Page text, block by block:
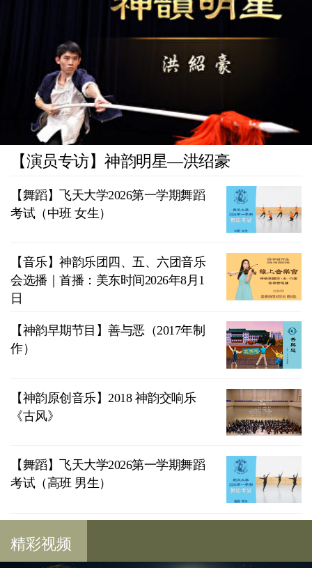
【演员专访】神韵明星—洪绍豪
【舞蹈】飞天大学2026第一学期舞蹈
考试（中班 女生）
【音乐】神韵乐团四、五、六团音乐
会选播｜首播：美东时间2026年8月1
日
【神韵早期节目】善与恶（2017年制
作）
【神韵原创音乐】2018 神韵交响乐
《古风》
【舞蹈】飞天大学2026第一学期舞蹈
考试（高班 男生）
精彩视频